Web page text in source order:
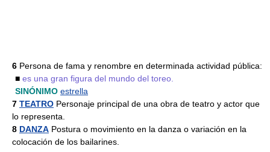
6 Persona de fama y renombre en determinada actividad pública:
■ es una gran figura del mundo del toreo.
SINÓNIMO estrella
7 TEATRO Personaje principal de una obra de teatro y actor que
lo representa.
8 DANZA Postura o movimiento en la danza o variación en la
colocación de los bailarines.